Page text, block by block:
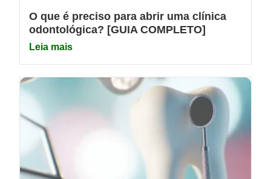
O que é preciso para abrir uma clínica
odontológica? [GUIA COMPLETO]
Leia mais